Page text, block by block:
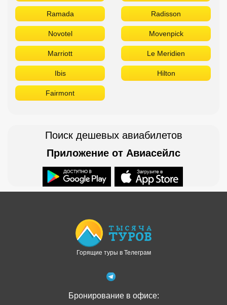
Ramada Radisson
Novotel Movenpick
Marriott Le Meridien
Ibis Hilton
Fairmont
Поиск дешевых авиабилетов
Приложение от Авиасейлс
Горящие туры в Телеграм
Бронирование в офисе: